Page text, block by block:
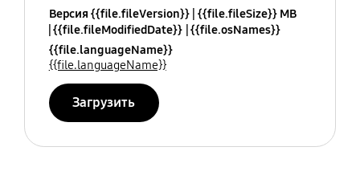
Версия {{file.fileVersion}} {{file.fileSize}} MB
{{file.fileModifiedDate}} {{file.osNames}}
{{file.languageName}}
{{file.languageName}}
Загрузить